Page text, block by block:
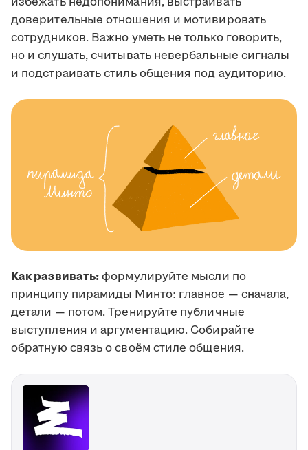
доверительные отношения и мотивировать
сотрудников. Важно уметь не только говорить,
но и слушать, считывать невербальные сигналы
и подстраивать стиль общения под аудиторию.
Как развивать:формулируйте мысли по
принципу пирамиды Минто: главное — сначала,
детали — потом. Тренируйте публичные
выступления и аргументацию. Собирайте
обратную связь о своём стиле общения.